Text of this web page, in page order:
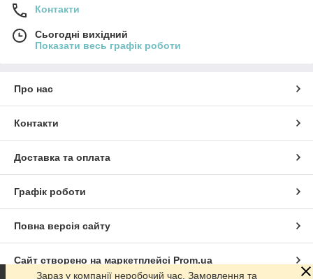
Контакти
Сьогодні вихідний
Показати весь графік роботи
Про нас
Контакти
Доставка та оплата
Графік роботи
Повна версія сайту
Сайт створено на маркетплейсі Prom.ua
Зараз у компанії неробочий час. Замовлення та